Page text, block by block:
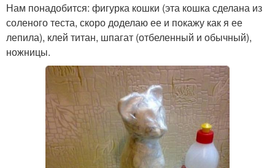
Нам понадобится: фигурка кошки (эта кошка сделана из
соленого теста, скоро доделаю ее и покажу как я ее
лепила), клей титан, шпагат (отбеленный и обычный),
ножницы.